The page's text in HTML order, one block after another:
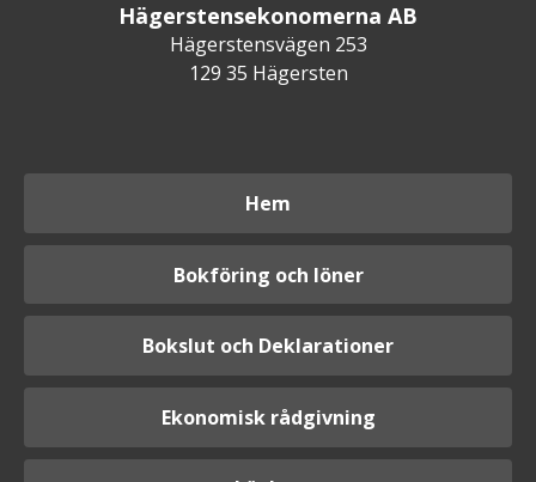
Hägerstensekonomerna AB
Hägerstensvägen 253
129 35 Hägersten
Hem
Bokföring och löner
Bokslut och Deklarationer
Ekonomisk rådgivning